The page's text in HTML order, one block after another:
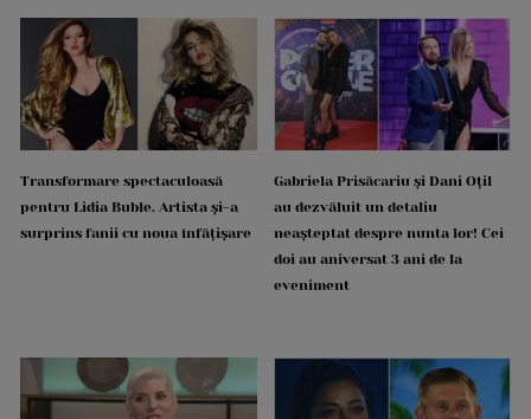
Transformare spectaculoasă
pentru Lidia Buble. Artista și-a
surprins fanii cu noua înfățișare
Gabriela Prisăcariu și Dani Oțil
au dezvăluit un detaliu
neașteptat despre nunta lor! Cei
doi au aniversat 3 ani de la
eveniment